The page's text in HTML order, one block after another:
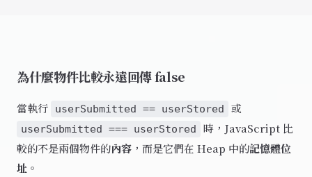
為什麼物件比較永遠回傳 false
當執行 userSubmitted == userStored 或
userSubmitted === userStored
時，JavaScript 比
較的不是兩個物件的內容 ，而是它們在 Heap 中的記憶體位
址 。